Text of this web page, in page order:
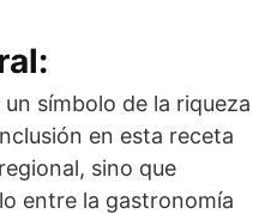
símbolo de la riqueza
en esta receta
sino que
entre la gastronomía